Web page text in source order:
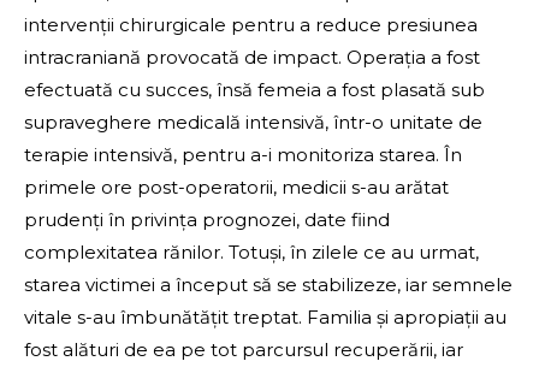
intervenții chirurgicale pentru a reduce presiunea
intracraniană provocată de impact. Operația a fost
efectuată cu succes, însă femeia a fost plasată sub
supraveghere medicală intensivă, într-o unitate de
terapie intensivă, pentru a-i monitoriza starea. În
primele ore post-operatorii, medicii s-au arătat
prudenți în privința prognozei, date fiind
complexitatea rănilor. Totuși, în zilele ce au urmat,
starea victimei a început să se stabilizeze, iar semnele
vitale s-au îmbunătățit treptat. Familia și apropiații au
fost alături de ea pe tot parcursul recuperării, iar